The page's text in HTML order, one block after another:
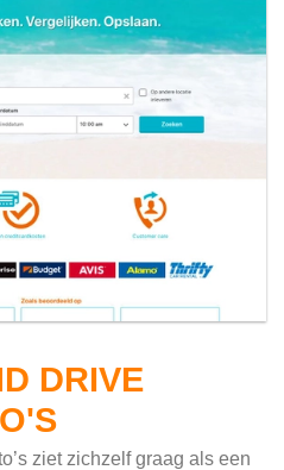
DRIVE
ziet zichzelf graag als een